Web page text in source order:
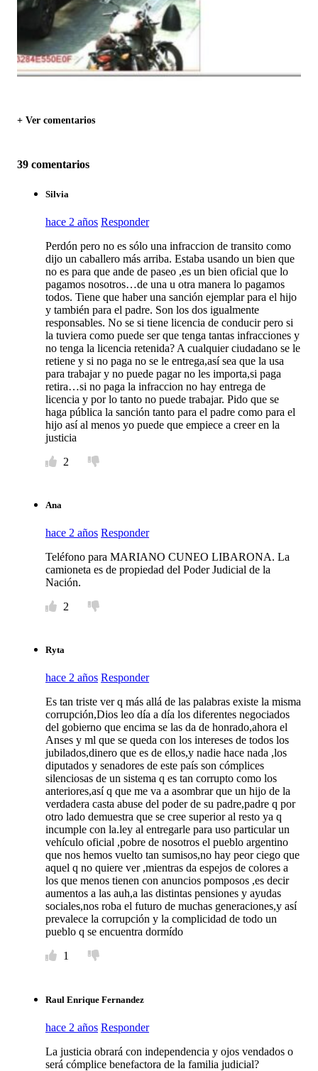
+ Ver comentarios
39 comentarios
Silvia
hace 2 años Responder
Perdón pero no es sólo una infraccion de transito como
dijo un caballero más arriba. Estaba usando un bien que
no es para que ande de paseo ,es un bien oficial que lo
pagamos nosotros…de una u otra manera lo pagamos
todos. Tiene que haber una sanción ejemplar para el hijo
y también para el padre. Son los dos igualmente
responsables. No se si tiene licencia de conducir pero si
la tuviera como puede ser que tenga tantas infracciones y
no tenga la licencia retenida? A cualquier ciudadano se le
retiene y si no paga no se le entrega,así sea que la usa
para trabajar y no puede pagar no les importa,si paga
retira…si no paga la infraccion no hay entrega de
licencia y por lo tanto no puede trabajar. Pido que se
haga pública la sanción tanto para el padre como para el
hijo así al menos yo puede que empiece a creer en la
justicia
2
Ana
hace 2 años Responder
Teléfono para MARIANO CUNEO LIBARONA. La
camioneta es de propiedad del Poder Judicial de la
Nación.
2
Ryta
hace 2 años Responder
Es tan triste ver q más allá de las palabras existe la misma
corrupción,Dios leo día a día los diferentes negociados
del gobierno que encima se las da de honrado,ahora el
Anses y ml que se queda con los intereses de todos los
jubilados,dinero que es de ellos,y nadie hace nada ,los
diputados y senadores de este país son cómplices
silenciosas de un sistema q es tan corrupto como los
anteriores,así q que me va a asombrar que un hijo de la
verdadera casta abuse del poder de su padre,padre q por
otro lado demuestra que se cree superior al resto ya q
incumple con la.ley al entregarle para uso particular un
vehículo oficial ,pobre de nosotros el pueblo argentino
que nos hemos vuelto tan sumisos,no hay peor ciego que
aquel q no quiere ver ,mientras da espejos de colores a
los que menos tienen con anuncios pomposos ,es decir
aumentos a las auh,a las distintas pensiones y ayudas
sociales,nos roba el futuro de muchas generaciones,y así
prevalece la corrupción y la complicidad de todo un
pueblo q se encuentra dormído
1
Raul Enrique Fernandez
hace 2 años Responder
La justicia obrará con independencia y ojos vendados o
será cómplice benefactora de la familia judicial?